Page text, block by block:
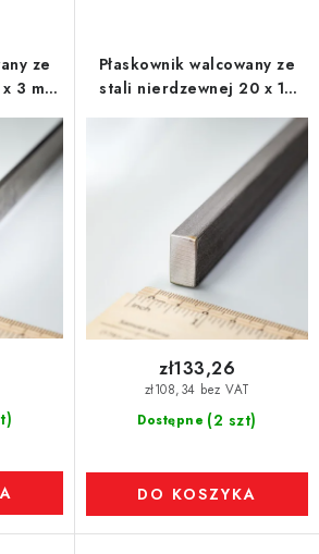
ze
3 mm,
Płaskownik walcowany ze
stali nierdzewnej 20 x 10
mm, długość 1 m - 1.4301
Dostępne (2 szt)
zł108,34 bez VAT
zł133,26
DO KOSZYKA